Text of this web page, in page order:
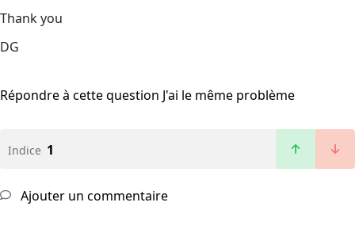
Thank you
DG
Répondre à cette question J'ai le même problème
Indice 1
Ajouter un commentaire